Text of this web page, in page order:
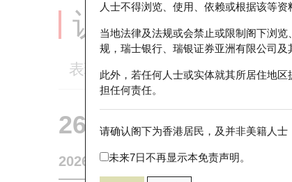
人士不得浏览、使用、依赖或根据该等
当地法律及法规或会禁止或限制阁下浏
规，瑞士银行、瑞银证券亚洲有限公司
此外，若任何人士或实体就其所居住地
担任何责任。
请确认阁下为香港居民，及并非美籍人
未来7日不再显示本免责声明。
认股证分析仪
表现 街货统计 比较
26523 瑞银认购 0001 长
2026-08-07 相关资产价格 73.25